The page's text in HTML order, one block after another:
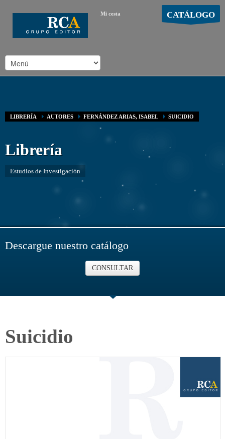
Mi cesta CATÁLOGO
LIBRERÍA AUTORES FERNÁNDEZ ARIAS, ISABEL SUICIDIO
Librería
Estudios de Investigación
Descargue nuestro catálogo
CONSULTAR
Suicidio